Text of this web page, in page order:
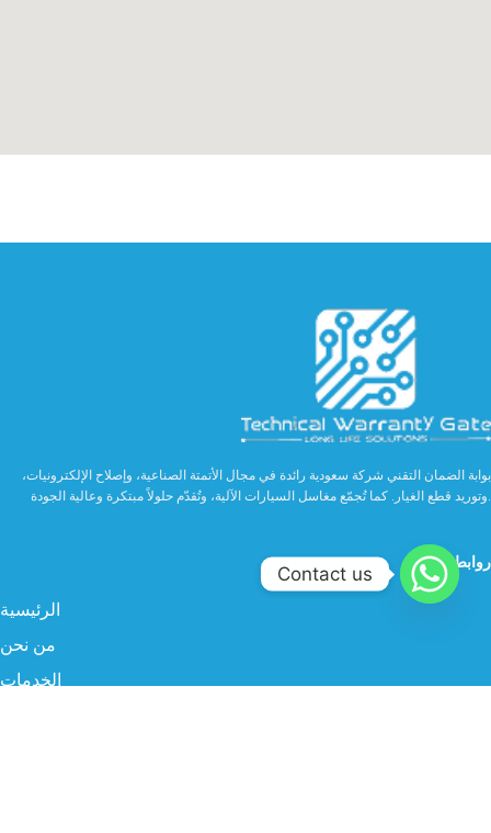
بوابة الضمان التقني شركة سعودية رائدة في مجال الأتمتة الصناعية، وإصلاح الإلكترونيات،
وتوريد قطع الغيار. كما تُجمّع مغاسل السيارات الآلية، وتُقدّم حلولاً مبتكرة وعالية الجودة.
روابط مهمة
الرئيسية
من نحن
الخدمات
Contact us